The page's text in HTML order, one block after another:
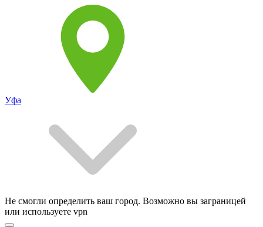
Уфа
Не смогли определить ваш город. Возможно вы заграницей
или используете vpn